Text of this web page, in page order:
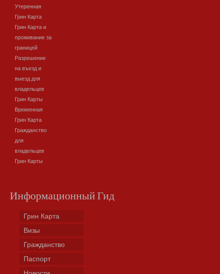
Утеренная
Грин Карта
Грин Карта и
проживание за
границей
Разрешение
на въезд и
выезд для
владельцев
Грин Карты
Временная
Грин Карта
Гражданство
для
владельцев
Грин Карты
Информационный Гид
Грин Карта
Визы
Гражданство
Паспорт